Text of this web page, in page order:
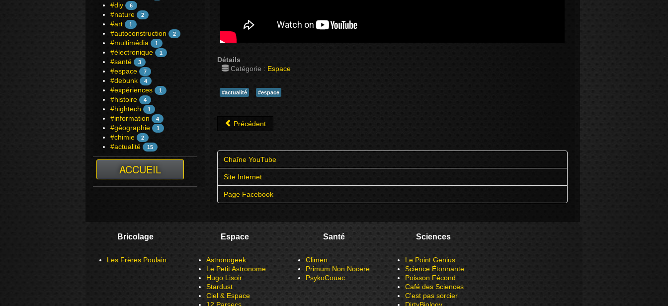
#diy 6
#nature 2
#art 1
#autoconstruction 2
#multimédia 1
#électronique 1
#santé 3
#espace 7
#debunk 4
#expériences 1
#histoire 4
#hightech 1
#information 4
#géographie 1
#chimie 2
#actualité 15
ACCUEIL
Détails
Catégorie : Espace
#actualité #espace
Précédent
Chaîne YouTube
Site Internet
Page Facebook
Bricolage
Les Frères Poulain
Espace
Astronogeek
Le Petit Astronome
Hugo Lisoir
Stardust
Ciel & Espace
Santé
Climen
Primum Non Nocere
PsykoCouac
Sciences
Le Point Genius
Science Étonnante
Poisson Fécond
Café des Sciences
C'est pas sorcier